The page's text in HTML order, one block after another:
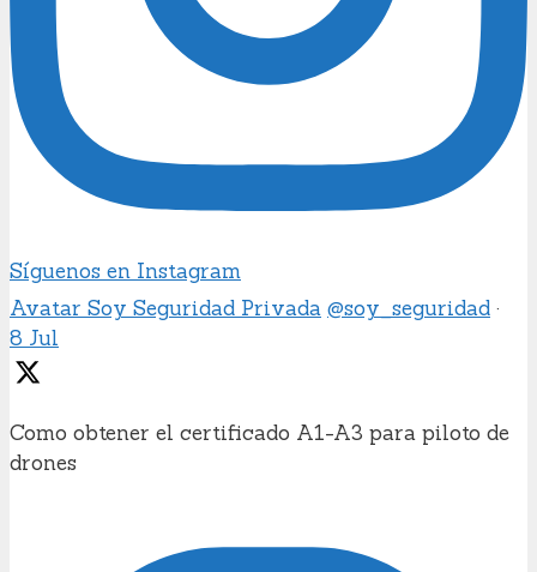
Síguenos en Instagram
Avatar Soy Seguridad Privada @soy_seguridad ·
8 Jul
Como obtener el certificado A1-A3 para piloto de
drones